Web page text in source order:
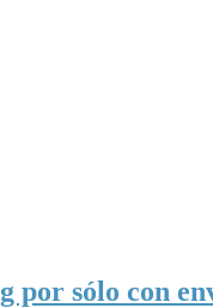
por sólo con